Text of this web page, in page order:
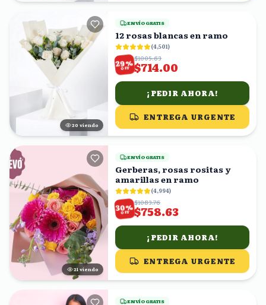
21 viendo
ENVÍO GRATIS
12 rosas blancas en ramo
(4,501)
29%
OFF
$1005.63
$714.00
¡PEDIR AHORA!
ENTREGA URGENTE
22 viendo
ENVÍO GRATIS
Gerberas, rosas rositas y
amarillas en ramo
(4,994)
30%
OFF
$1083.76
$758.63
¡PEDIR AHORA!
ENTREGA URGENTE
ENVÍO GRATIS